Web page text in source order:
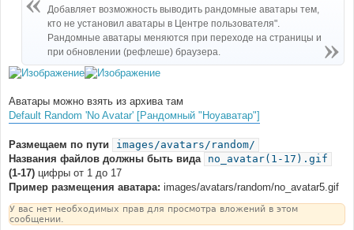
Добавляет возможность выводить рандомные аватары тем,
кто не установил аватары в Центре пользователя".
Рандомные аватары меняются при переходе на страницы и
при обновлении (рефлеше) браузера.
Аватары можно взять из архива там
Default Random 'No Avatar' [Рандомный "Ноуаватар"]
Размещаем по пути
images/avatars/random/
Названия файлов должны быть вида
no_avatar(1-17).gif
(1-17) цифры от 1 до 17
Пример размещения аватара: images/avatars/random/no_avatar5.gif
У вас нет необходимых прав для просмотра вложений в этом
сообщении.